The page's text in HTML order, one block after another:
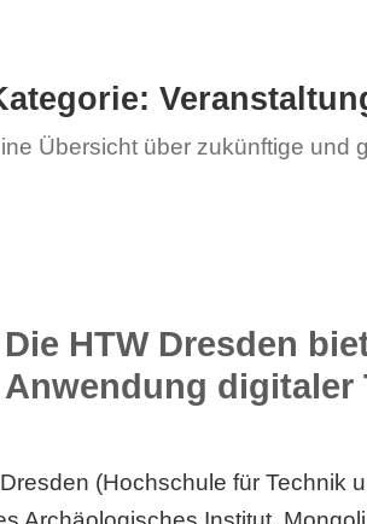
Übersicht über zukünftige und
Die HTW Dresden
Anwendung digitaler
(Hochschule für Technik